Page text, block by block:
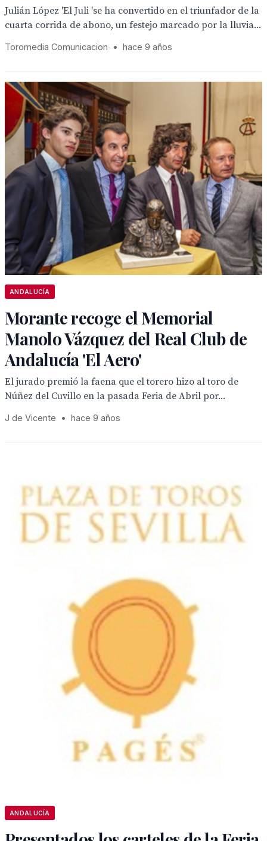
Julián López 'El Juli 'se ha convertido en el triunfador de la
cuarta corrida de abono, un festejo marcado por la lluvia...
Toromedia Comunicacion • hace 9 años
ANDALUCÍA
Morante recoge el Memorial
Manolo Vázquez del Real Club de
Andalucía 'El Aero'
El jurado premió la faena que el torero hizo al toro de
Núñez del Cuvillo en la pasada Feria de Abril por...
J de Vicente • hace 9 años
ANDALUCÍA